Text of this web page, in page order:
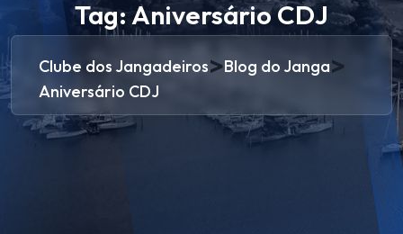
Tag:Aniversário CDJ
Clube dos Jangadeiros>Blog do Janga>
Aniversário CDJ